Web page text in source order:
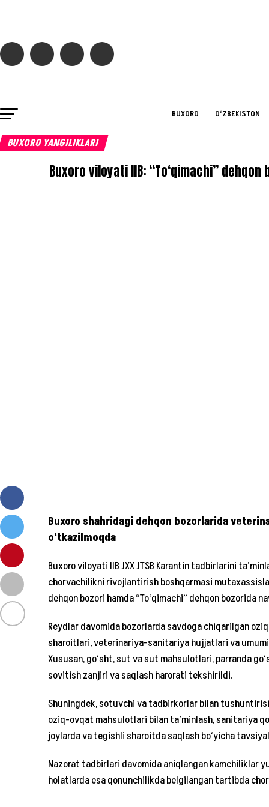
BUXORO O‘ZBEKISTON
BUXORO YANGILIKLARI
Buxoro viloyati IIB: “To‘qimachi”
Buxoro shahridagi dehqon bozorlarida
o‘tkazilmoqda
Buxoro viloyati IIB JXX JTSB Karantin tadbirlarini
chorvachilikni rivojlantirish boshqarmasi
dehqon bozori hamda “To‘qimachi” dehqon bozorida
Reydlar davomida bozorlarda savdoga chiqarilgan
sharoitlari, veterinariya-sanitariya hujjatlari va
Xususan, go‘sht, sut va sut mahsulotlari, parranda
sovitish zanjiri va saqlash harorati tekshirildi.
Shuningdek, sotuvchi va tadbirkorlar bilan
oziq-ovqat mahsulotlari bilan ta’minlash, sanitariya
joylarda va tegishli sharoitda saqlash bo‘yicha
Nazorat tadbirlari davomida aniqlangan kamchiliklar
holatlarda esa qonunchilikda belgilangan tartibda